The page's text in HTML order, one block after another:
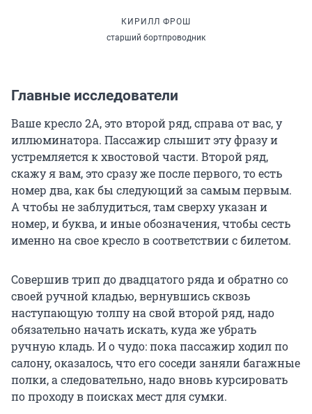
КИРИЛЛ ФРОШ
старший бортпроводник
Главные исследователи
Ваше кресло 2А, это второй ряд, справа от вас, у
иллюминатора. Пассажир слышит эту фразу и
устремляется к хвостовой части. Второй ряд,
скажу я вам, это сразу же после первого, то есть
номер два, как бы следующий за самым первым.
А чтобы не заблудиться, там сверху указан и
номер, и буква, и иные обозначения, чтобы сесть
именно на свое кресло в соответствии с билетом.
Совершив трип до двадцатого ряда и обратно со
своей ручной кладью, вернувшись сквозь
наступающую толпу на свой второй ряд, надо
обязательно начать искать, куда же убрать
ручную кладь. И о чудо: пока пассажир ходил по
салону, оказалось, что его соседи заняли багажные
полки, а следовательно, надо вновь курсировать
по проходу в поисках мест для сумки.